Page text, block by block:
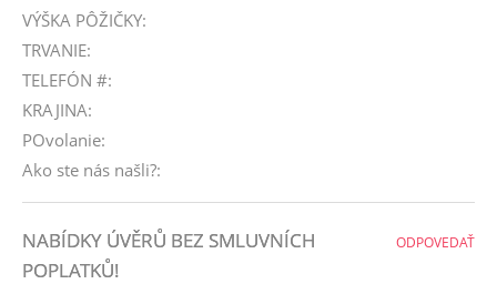
VÝŠKA PÔŽIČKY:
TRVANIE:
TELEFÓN #:
KRAJINA:
POvolanie:
Ako ste nás našli?:
NABÍDKY ÚVĚRŮ BEZ SMLUVNÍCH
POPLATKŮ!
ODPOVEDAŤ